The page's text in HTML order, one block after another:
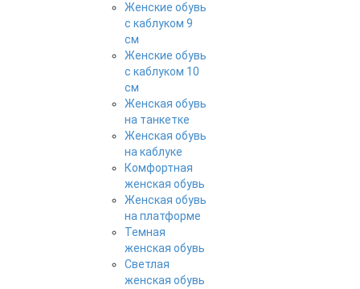
Женские обувь
с каблуком 9
см
Женские обувь
с каблуком 10
см
Женская обувь
на танкетке
Женская обувь
на каблуке
Комфортная
женская обувь
Женская обувь
на платформе
Темная
женская обувь
Светлая
женская обувь